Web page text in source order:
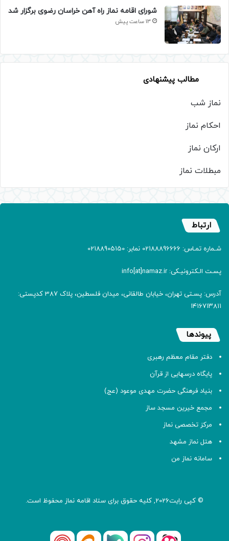
شورای اقامه نماز راه آهن خراسان رضوی برگزار شد
13 ساعت پیش
مطالب پیشنهادی
نماز شب
احکام نماز
ارکان نماز
مبطلات نماز
ارتباط
شـماره تمـاس: 02188896666 نمابر: 02188905150
پسـت الـکترونیـکی: info[at]namaz.ir
آدرس: پسـتی تهران، خیابان طالقانی، میدان فلسطین، پلاک 387 کدپستی:
۱۴۱۶۷۱۳۸۱۱
پیوندها
دفتر مقام معظم رهبری
پایگاه درسهایی از قرآن
بنیاد فرهنگی حضرت مهدی موعود (عج)
مجمع خیرین مسجد ساز
مرکز تخصصی نماز
هتل نماز مشهد
سامانه نماز من
© کپی رایت2026, کلیه حقوق برای ستاد اقامه نماز محفوظ است.